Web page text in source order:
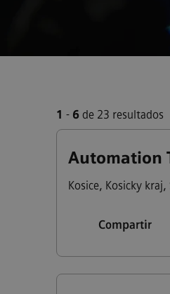
1 - 6 de 23 resultados
Automation
Kosice, Kosicky kraj,
Compartir